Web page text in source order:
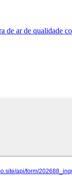
de ar de qualidade